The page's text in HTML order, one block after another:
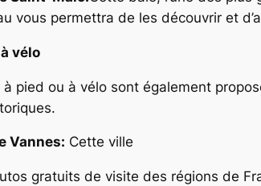
vous permettra de les découvrir et
vélo
pied ou à vélo sont également
Vannes: Cette ville
gratuits de visite des régions de